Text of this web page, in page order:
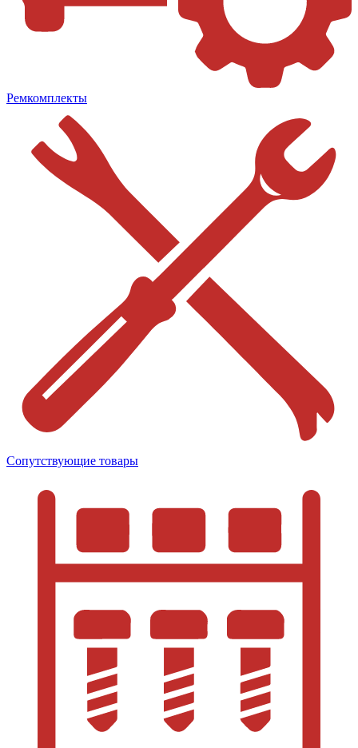
Ремкомплекты
Сопутствующие товары